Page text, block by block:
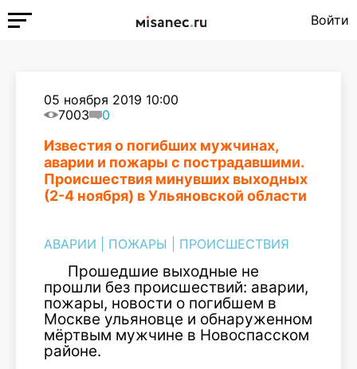
Войти
05 ноября 2019 10:00
7003
0
Известия о погибших мужчинах,
аварии и пожары с пострадавшими.
Происшествия минувших выходных
(2-4 ноября) в Ульяновской области
АВАРИИ ПОЖАРЫ ПРОИСШЕСТВИЯ
Прошедшие выходные не
прошли без происшествий: аварии,
пожары, новости о погибшем в
Москве ульяновце и обнаруженном
мёртвым мужчине в Новоспасском
районе.